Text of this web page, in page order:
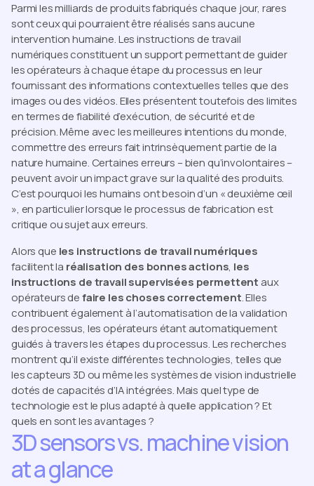
Parmi les milliards de produits fabriqués chaque jour, rares
sont ceux qui pourraient être réalisés sans aucune
intervention humaine. Les instructions de travail
numériques constituent un support permettant de guider
les opérateurs à chaque étape du processus en leur
fournissant des informations contextuelles telles que des
images ou des vidéos. Elles présentent toutefois des limites
en termes de fiabilité d’exécution, de sécurité et de
précision. Même avec les meilleures intentions du monde,
commettre des erreurs fait intrinsèquement partie de la
nature humaine. Certaines erreurs – bien qu’involontaires –
peuvent avoir un impact grave sur la qualité des produits.
C’est pourquoi les humains ont besoin d’un « deuxième œil
», en particulier lorsque le processus de fabrication est
critique ou sujet aux erreurs.
Alors que les instructions de travail numériques
facilitent la réalisation des bonnes actions, les
instructions de travail supervisées permettent aux
opérateurs defaire les choses correctement. Elles
contribuent également à l’automatisation de la validation
des processus, les opérateurs étant automatiquement
guidés à travers les étapes du processus. Les recherches
montrent qu’il existe différentes technologies, telles que
les capteurs 3D ou même les systèmes de vision industrielle
dotés de capacités d’IA intégrées. Mais quel type de
technologie est le plus adapté à quelle application ? Et
quels en sont les avantages ?
3D sensors vs. machine vision
at a glance